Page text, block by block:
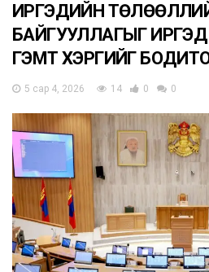
ИРГЭДИЙН
БАЙГУУЛЛАГЫГ
ГЭМТ ХЭРГИЙГ
5 сар 4, 2026 14 0 0